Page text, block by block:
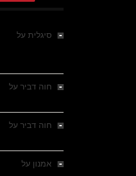
סיגלית על
חוה דביר על
חוה דביר על
אמנון על